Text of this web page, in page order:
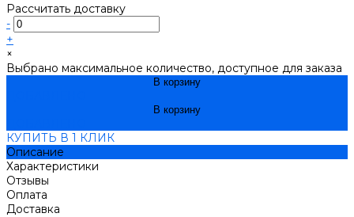
Рассчитать доставку
-
+
×
Выбрано максимальное количество, доступное для заказа
В корзину
В корзину
КУПИТЬ В 1 КЛИК
Описание
Характеристики
Отзывы
Оплата
Доставка